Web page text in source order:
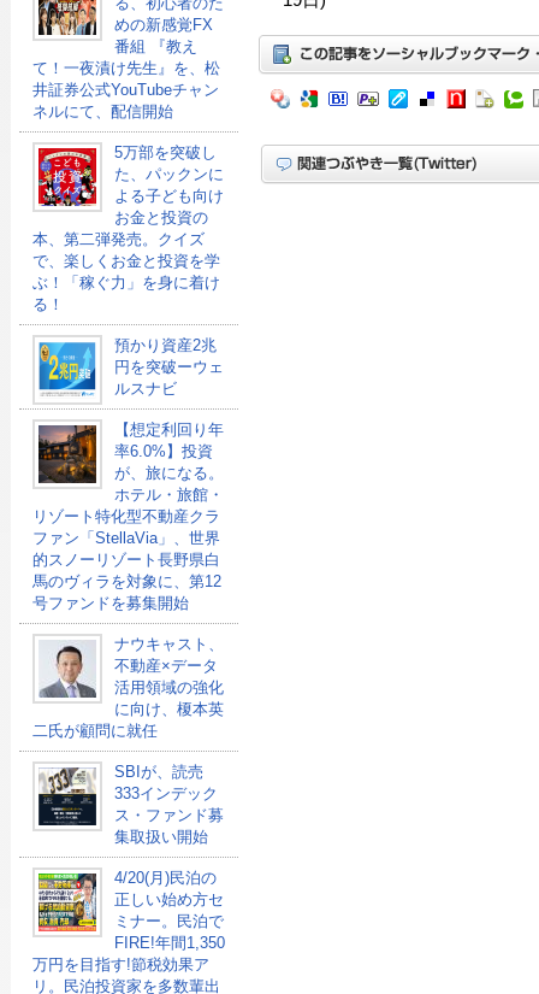
めの新感覚FX
番組 『教え
て！一夜漬け先生』を、松
井証券公式YouTubeチャン
ネルにて、配信開始
5万部を突破し
た、パックンに
よる子ども向け
お金と投資の
本、第二弾発売。クイズ
で、楽しくお金と投資を学
ぶ！「稼ぐ力」を身に着け
る！
預かり資産2兆
円を突破ーウェ
ルスナビ
【想定利回り年
率6.0%】投資
が、旅になる。
ホテル・旅館・
リゾート特化型不動産クラ
ファン「StellaVia」、世界
的スノーリゾート長野県白
馬のヴィラを対象に、第12
号ファンドを募集開始
ナウキャスト、
不動産×データ
活用領域の強化
に向け、榎本英
二氏が顧問に就任
SBIが、読売
333インデック
ス・ファンド募
集取扱い開始
4/20(月)民泊の
正しい始め方セ
ミナー。民泊で
FIRE!年間1,350
万円を目指す!節税効果ア
リ。民泊投資家を多数輩出